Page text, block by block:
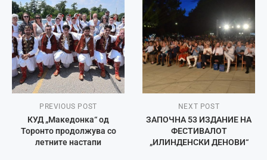
PREVIOUS POST
КУД „Македонка“ од
Торонто продолжува со
летните настапи
NEXT POST
ЗАПОЧНА 53 ИЗДАНИЕ НА
ФЕСТИВАЛОТ
„ИЛИНДЕНСКИ ДЕНОВИ“